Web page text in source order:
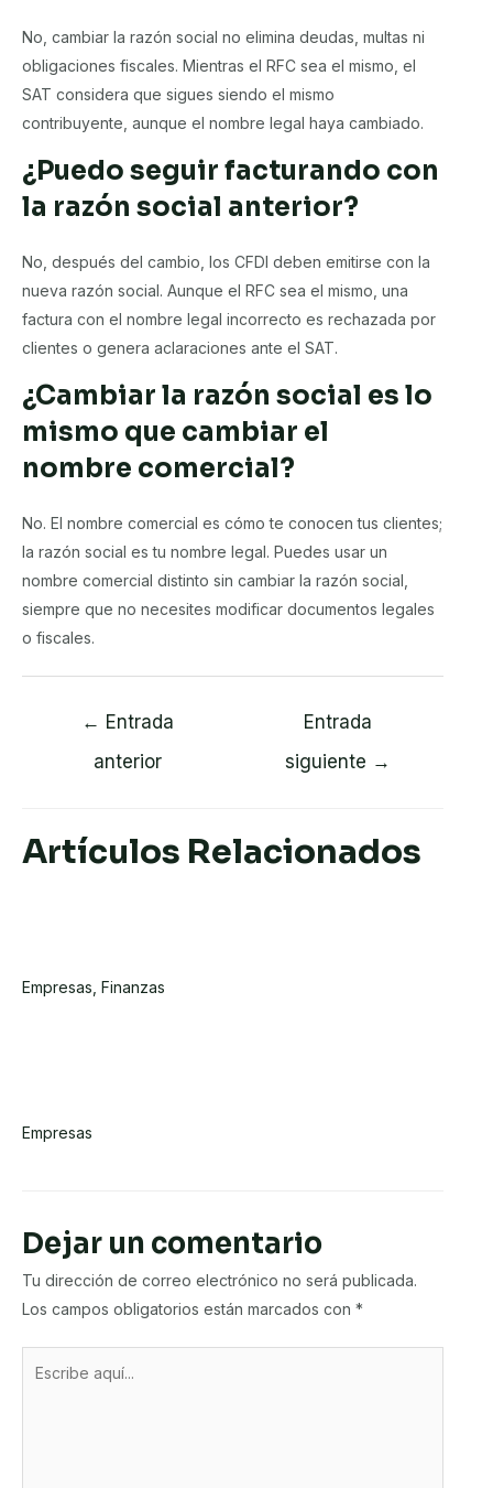
No, cambiar la razón social no elimina deudas, multas ni
obligaciones fiscales. Mientras el RFC sea el mismo, el
SAT considera que sigues siendo el mismo
contribuyente, aunque el nombre legal haya cambiado.
¿Puedo seguir facturando con
la razón social anterior?
No, después del cambio, los CFDI deben emitirse con la
nueva razón social. Aunque el RFC sea el mismo, una
factura con el nombre legal incorrecto es rechazada por
clientes o genera aclaraciones ante el SAT.
¿Cambiar la razón social es lo
mismo que cambiar el
nombre comercial?
No. El nombre comercial es cómo te conocen tus clientes;
la razón social es tu nombre legal. Puedes usar un
nombre comercial distinto sin cambiar la razón social,
siempre que no necesites modificar documentos legales
o fiscales.
Navegación
← Entrada
anterior
Entrada
siguiente →
Artículos Relacionados
Empresas Finanzas
Empresas
Dejar un comentario
Tu dirección de correo electrónico no será publicada.
Los campos obligatorios están marcados con *